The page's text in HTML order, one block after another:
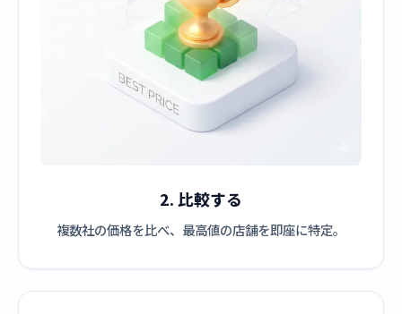
2. 比較する
複数社の価格を比べ、最高値の店舗を即座に特定。